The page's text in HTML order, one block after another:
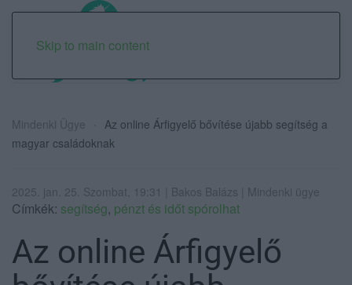
Skip to main content
Mindenki Ügye
Az online Árfigyelő bővítése újabb segítség a
magyar családoknak
2025. jan. 25. Szombat, 19:31 | Bakos Balázs | Mindenki ügye
Címkék: segítség, pénzt és időt spórolhat
Az online Árfigyelő